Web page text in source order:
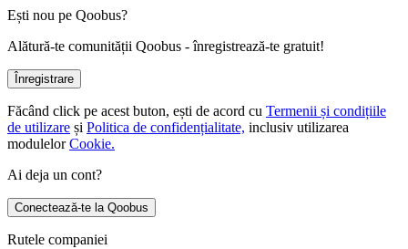
Ești nou pe Qoobus?
Alătură-te comunității Qoobus - înregistrează-te gratuit!
Înregistrare
Făcând click pe acest buton, ești de acord cu Termenii și condițiile
de utilizare și Politica de confidențialitate, inclusiv utilizarea
modulelor Cookie.
Ai deja un cont?
Conectează-te la Qoobus
Rutele companiei